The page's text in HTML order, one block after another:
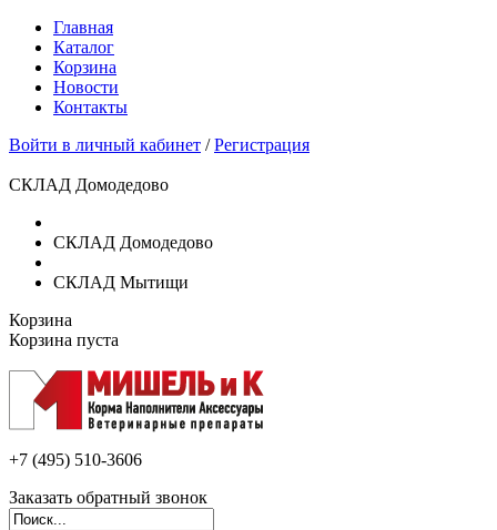
Главная
Каталог
Корзина
Новости
Контакты
Войти в личный кабинет /Регистрация
СКЛАД Домодедово
СКЛАД Домодедово
СКЛАД Мытищи
Корзина
Корзина пуста
+7 (495) 510-3606
Заказать обратный звонок